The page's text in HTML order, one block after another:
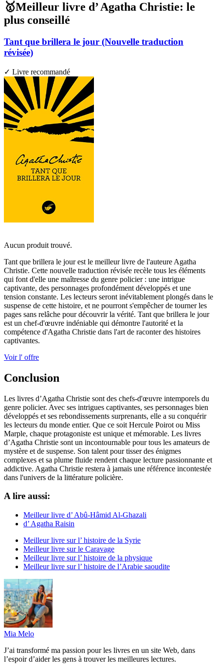
🥇Meilleur livre d’ Agatha Christie: le
plus conseillé
Tant que brillera le jour (Nouvelle traduction
révisée)
✓ Livre recommandé
Aucun produit trouvé.
Tant que brillera le jour est le meilleur livre de l'auteure Agatha
Christie. Cette nouvelle traduction révisée recèle tous les éléments
qui font d'elle une maîtresse du genre policier : une intrigue
captivante, des personnages profondément développés et une
tension constante. Les lecteurs seront inévitablement plongés dans le
suspense de cette histoire, et ne pourront s'empêcher de tourner les
pages sans relâche pour découvrir la vérité. Tant que brillera le jour
est un chef-d'œuvre indéniable qui démontre l'autorité et la
compétence d'Agatha Christie dans l'art de raconter des histoires
captivantes.
Voir l' offre
Conclusion
Les livres d’Agatha Christie sont des chefs-d'œuvre intemporels du
genre policier. Avec ses intrigues captivantes, ses personnages bien
développés et ses rebondissements surprenants, elle a su conquérir
les lecteurs du monde entier. Que ce soit Hercule Poirot ou Miss
Marple, chaque protagoniste est unique et mémorable. Les livres
d’Agatha Christie sont un incontournable pour tous les amateurs de
mystère et de suspense. Son talent pour tisser des énigmes
complexes et sa plume fluide rendent chaque lecture passionnante et
addictive. Agatha Christie restera à jamais une référence incontestée
dans l'univers de la littérature policière.
A lire aussi:
Meilleur livre d’ Abû-Hâmid Al-Ghazali
d’ Agatha Raisin
Meilleur livre sur l’ histoire de la Syrie
Meilleur livre sur le Caravage
Meilleur livre sur l’ histoire de la physique
Meilleur livre sur l’ histoire de l’Arabie saoudite
Mia Melo
J’ai transformé ma passion pour les livres en un site Web, dans
l’espoir d’aider les gens à trouver les meilleures lectures.